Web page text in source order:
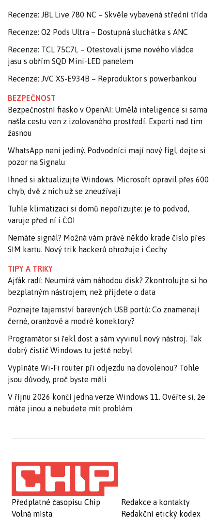
Recenze: JBL Live 780 NC – Skvěle vybavená střední třída
Recenze: O2 Pods Ultra – Dostupná sluchátka s ANC
Recenze: TCL 75C7L – Otestovali jsme nového vládce
jasu s obřím SQD Mini-LED panelem
Recenze: JVC XS-E934B – Reproduktor s powerbankou
BEZPEČNOST
Bezpečnostní fiasko v OpenAI: Umělá inteligence si sama
našla cestu ven z izolovaného prostředí. Experti nad tím
žasnou
WhatsApp není jediný. Podvodníci mají nový fígl, dejte si
pozor na Signalu
Ihned si aktualizujte Windows. Microsoft opravil přes 600
chyb, dvě z nich už se zneužívají
Tuhle klimatizaci si domů nepořizujte: je to podvod,
varuje před ní i ČOI
Nemáte signál? Možná vám právě někdo krade číslo přes
SIM kartu. Nový trik hackerů ohrožuje i Čechy
TIPY A TRIKY
Ajťák radí: Neumírá vám náhodou disk? Zkontrolujte si ho
bezplatným nástrojem, než přijdete o data
Poznejte tajemství barevných USB portů: Co znamenají
černé, oranžové a modré konektory?
Programátor si řekl dost a sám vyvinul nový nástroj. Tak
dobrý čistič Windows tu ještě nebyl
Vypínáte Wi-Fi router při odjezdu na dovolenou? Tohle
jsou důvody, proč byste měli
V říjnu 2026 končí jedna verze Windows 11. Ověřte si, že
máte jinou a nebudete mít problém
Předplatné časopisu Chip
Volná místa
Redakce a kontakty
Redakční etický kodex